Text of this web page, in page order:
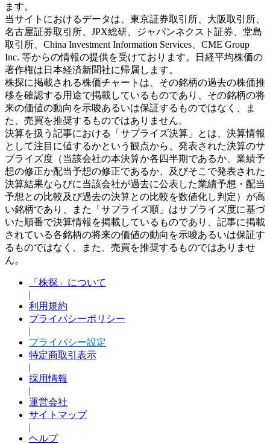
ます。
当サイトにおけるデータは、東京証券取引所、大阪取引所、
名古屋証券取引所、JPX総研、ジャパンネクスト証券、堂島
取引所、China Investment Information Services、CME Group
Inc. 等からの情報の提供を受けております。日経平均株価の
著作権は日本経済新聞社に帰属します。
株探に掲載される株価チャートは、その銘柄の過去の株価推
移を確認する用途で掲載しているものであり、その銘柄の将
来の価値の動向を示唆あるいは保証するものではなく、ま
た、売買を推奨するものではありません。
決算を扱う記事における「サプライズ決算」とは、決算情報
として注目に値するかという観点から、発表された決算のサ
プライズ度（当該会社の本決算か各四半期であるか、業績予
想の修正か配当予想の修正であるか、及びそこで発表された
決算結果ならびに当該会社が過去に公表した業績予想・配当
予想との比較及び過去の決算との比較を数値化し判定）が高
い銘柄であり、また「サプライズ順」はサプライズ度に基づ
いた順番で決算情報を掲載しているものであり、記事に掲載
されている各銘柄の将来の価値の動向を示唆あるいは保証す
るものではなく、また、売買を推奨するものではありませ
ん。
「株探」について
|
利用規約
プライバシーポリシー
|
プライバシー設定
特定商取引表示
|
採用情報
|
運営会社
サイトマップ
|
ヘルプ